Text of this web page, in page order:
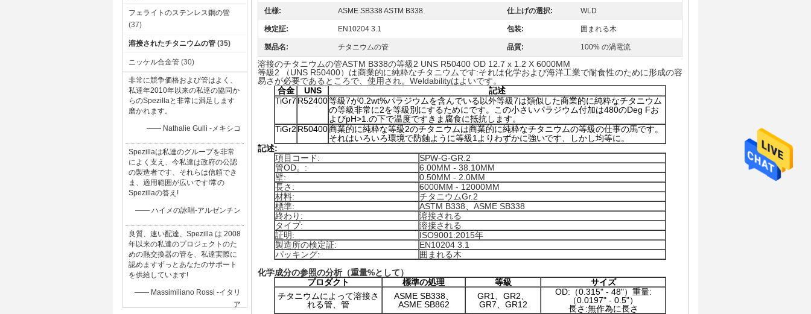
フェライトのステンレス鋼の管
(37)
溶接されたチタニウムの管 (35)
ニッケル合金管 (30)
非常に競争価格および管はよく、
私達年2010年以来の私達の協同か
らのSpezillaと非常に満足します
磨かれます。
—— Nathalie Gulli -メキシコ
Spezillaは私達のグループを非常
によく支え、今私達は政府の公認
の製造者です、それらは信頼でき
ま、適用範囲が広いです!常の
Spezillaの答え!
—— ハイメの詠唱-アルゼンチン
良質、速い配達、Spezilla は 2008
年以来の私達のプロジェクトのた
めの熱交換器の管を、私達実際に
認めますずっとあなたのサポート
を供給しています!
—— Massimiliano Rossi -イタリ
ア
仕様: ASME SB338 ASTM B338 仕上げの選択: WLD
検定証: EN10204 3.1 包装: 囲まれる木
製品名: チタニウムの管 品質: 100% の渦電流
溶接のチタニウムの管ASTM B338の等級2 UNS R50400 OD 12.7 x 1.2 X 6000MM
等級2 （UNS R50400）は商業的に純粋なチタニウムです:それは化学および海洋工業で耐食性のために形成の容
易さが必要であるところで、使用され。Weldabilityはよいです。
合金
UNS
記述
TiGr7 R52400等級7が0.2wt%パラジウムを含んでいる以外等級7は類似した商業的に純粋なチタニウム
の等級非常に2を等級別にするためにです。この小さいパラジウム付加は480のDeg Fお
よびpH>1.の下で温度ですきま腐食に抵抗します。
TiGr2 R50400商業的に純粋な等級2のチタニウムは商業的に純粋なチタニウムの等級の仕事の馬です。
それはいろいろ環境で防蝕ように等級1よりわずかに強いです、しかし均等に。
記述:
項目コード:
SPW-G-GR.2
管OD。:
6.00MM - 38.10MM
壁:
0.50MM - 2.0MM
長さ:
6000MM - 12000MM
材料:
チタニウムGr.2
標準:
ASTM B338、ASME SB338
終わり:
溶接される
タイプ:
溶接される
証明:
ISO9001:2015年
製造所の検定証:
EN10204 3.1
パッキング:
囲まれる木
化学成分の参照の分析（重量%として）
プロダクト
標準の処理 等級
サイズ
チタニウムによって溶接さ
れる管、管
ASME SB338、
ASME SB862
GR1、GR2、
GR7、GR12
OD:（0.315" - 48"）重量:
（0.0197" - 0.5"）
長さ:無作為に長さ